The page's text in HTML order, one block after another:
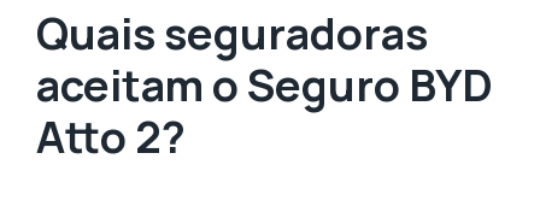
Quais seguradoras
aceitam o Seguro BYD
Atto 2?